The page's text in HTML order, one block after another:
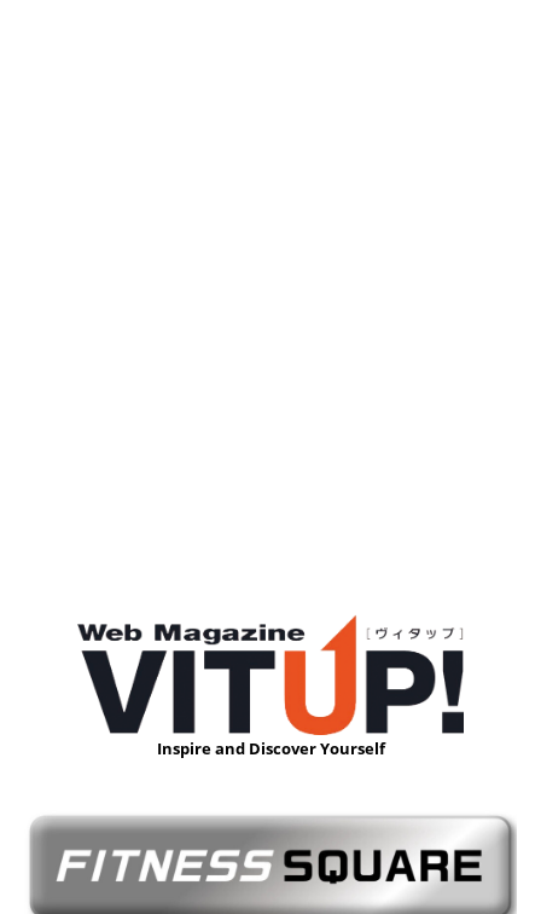
Inspire and Discover Yourself